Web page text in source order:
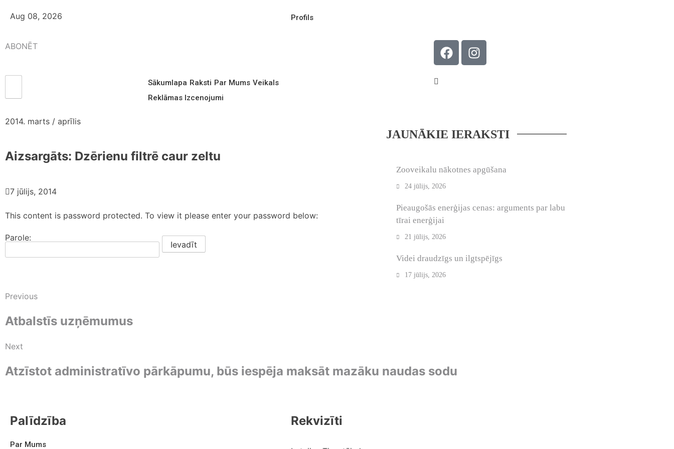
Aug 08, 2026 Profils
ABONĒT
Sākumlapa Raksti Par Mums Veikals
Reklāmas Izcenojumi
2014. marts / aprīlis
Aizsargāts: Dzērienu filtrē caur zeltu
7 jūlijs, 2014
This content is password protected. To view it please enter your password below:
Parole:
JAUNĀKIE IERAKSTI
Zooveikalu nākotnes apgūšana
24 jūlijs, 2026
Pieaugošās enerģijas cenas: arguments par labu
tīrai enerģijai
21 jūlijs, 2026
Videi draudzīgs un ilgtspējīgs
17 jūlijs, 2026
Previous
Atbalstīs uzņēmumus
Next
Atzīstot administratīvo pārkāpumu, būs iespēja maksāt mazāku naudas sodu
Palīdzība
Par Mums
Rekvizīti